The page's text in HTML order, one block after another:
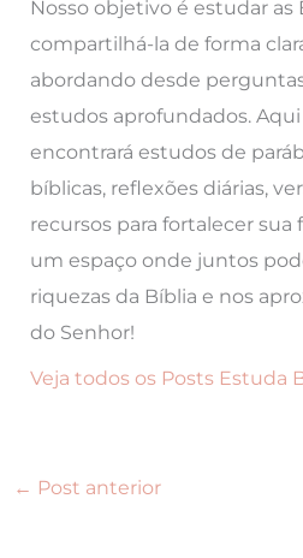
Nosso objetivo é estudar as
compartilhá-la de forma
abordando desde
estudos aprofundados.
encontrará estudos de
bíblicas, reflexões diárias,
recursos para fortalecer sua
um espaço onde juntos
riquezas da Bíblia e nos
do Senhor!
Veja todos os Posts Estuda
← Post anterior